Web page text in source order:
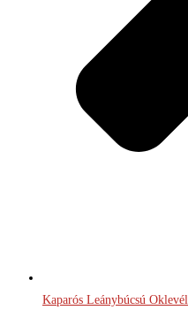
Kaparós Leánybúcsú Oklevél